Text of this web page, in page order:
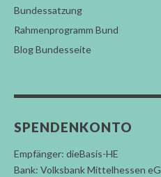
Bundessatzung
Rahmenprogramm Bund
Blog Bundesseite
SPENDENKONTO
Empfänger: dieBasis-HE
Bank: Volksbank Mittelhessen eG